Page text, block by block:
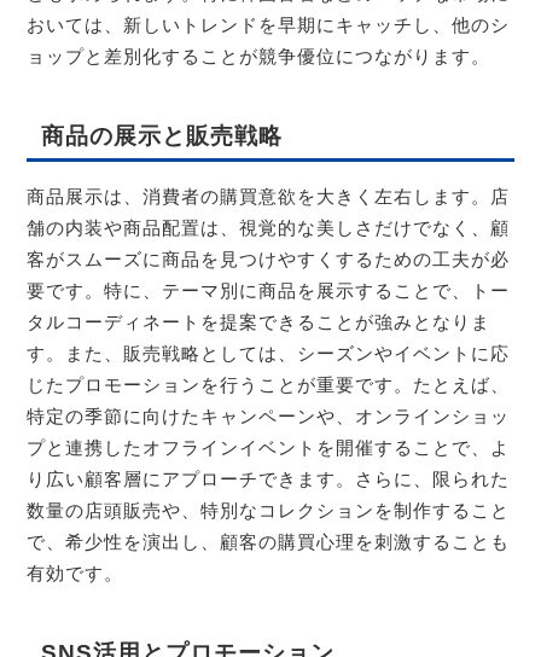
おいては、新しいトレンドを早期にキャッチし、他のシ
ョップと差別化することが競争優位につながります。
商品の展示と販売戦略
商品展示は、消費者の購買意欲を大きく左右します。店
舗の内装や商品配置は、視覚的な美しさだけでなく、顧
客がスムーズに商品を見つけやすくするための工夫が必
要です。特に、テーマ別に商品を展示することで、トー
タルコーディネートを提案できることが強みとなりま
す。また、販売戦略としては、シーズンやイベントに応
じたプロモーションを行うことが重要です。たとえば、
特定の季節に向けたキャンペーンや、オンラインショッ
プと連携したオフラインイベントを開催することで、よ
り広い顧客層にアプローチできます。さらに、限られた
数量の店頭販売や、特別なコレクションを制作すること
で、希少性を演出し、顧客の購買心理を刺激することも
有効です。